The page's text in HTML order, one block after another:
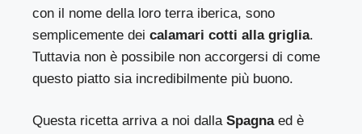
con il nome della loro terra iberica, sono
semplicemente deicalamari cotti alla griglia.
Tuttavia non è possibile non accorgersi di come
questo piatto sia incredibilmente più buono.
Questa ricetta arriva a noi dallaSpagnaed è